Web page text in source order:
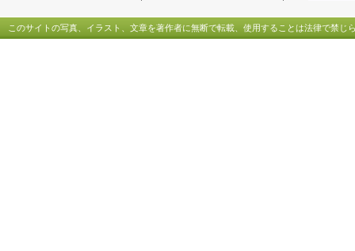
このサイトの写真、イラスト、文章を著作者に無断で転載、使用することは法律で禁じ